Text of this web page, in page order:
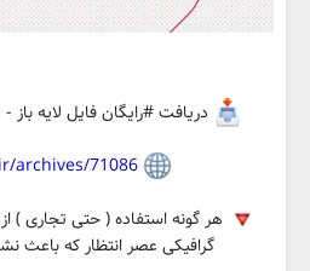
دریافت #رایگان فایل لایه باز - psd - و تصویر با کیفیت:
archives/71086
هر گونه استفاده ( حتی تجاری )
گرافیکی عصر انتظار که باعث